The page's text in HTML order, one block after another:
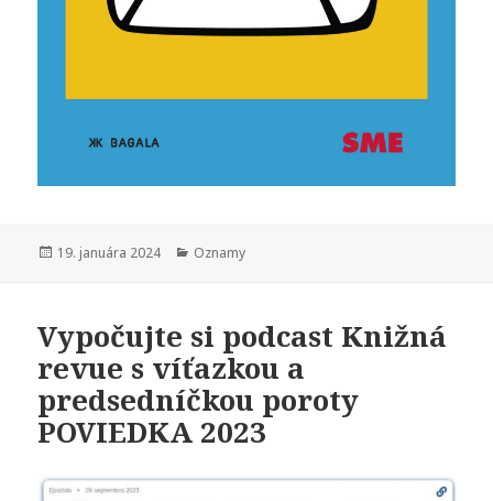
Publikované
19. januára 2024 Kategórie
Oznamy
Vypočujte si podcast Knižná
revue s víťazkou a
predsedníčkou poroty
POVIEDKA 2023